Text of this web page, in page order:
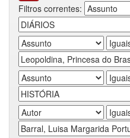
Filtros correntes: